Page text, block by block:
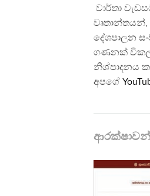
වාර්තා
දේශපාලන
ගණනක්
නිශ්පාදනය
අපගේ